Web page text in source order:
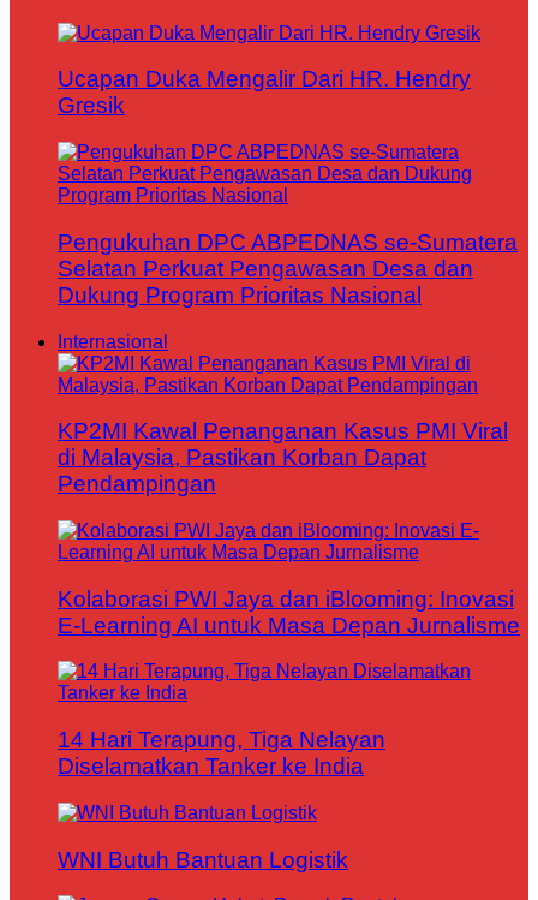
Ucapan Duka Mengalir Dari HR. Hendry
Gresik
Pengukuhan DPC ABPEDNAS se-Sumatera
Selatan Perkuat Pengawasan Desa dan
Dukung Program Prioritas Nasional
Internasional
KP2MI Kawal Penanganan Kasus PMI Viral
di Malaysia, Pastikan Korban Dapat
Pendampingan
Kolaborasi PWI Jaya dan iBlooming: Inovasi
E-Learning AI untuk Masa Depan Jurnalisme
14 Hari Terapung, Tiga Nelayan
Diselamatkan Tanker ke India
WNI Butuh Bantuan Logistik